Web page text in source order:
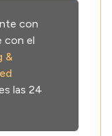
con
con el
&
las 24